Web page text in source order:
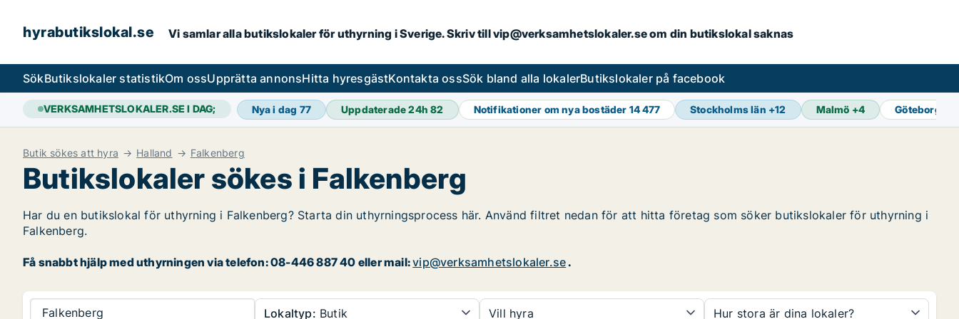
hyrabutikslokal.se Vi samlar alla butikslokaler för uthyrning i Sverige. Skriv till vip@verksamhetslokaler.se om din butikslokal saknas
SökButikslokaler statistikOm ossUpprätta annonsHitta hyresgästKontakta ossSök bland alla lokalerButikslokaler på facebook
VERKSAMHETSLOKALER.SE I DAG; Nya i dag 77 Uppdaterade 24h82 Notifikationer om nya bostäder 14 477 Stockholms län +12 Malmö +4 Göteborg
Butik sökes att hyra Halland Falkenberg
Butikslokaler sökes i Falkenberg
Har du en butikslokal för uthyrning i Falkenberg? Starta din uthyrningsprocess här. Använd filtret nedan för att hitta företag som söker butikslokaler för uthyrning i
Falkenberg.
Få snabbt hjälp med uthyrningen via telefon: 08-446 887 40 eller mail:vip@verksamhetslokaler.se.
Falkenberg Lokaltyp: Butik Vill hyra Hur stora är dina lokaler?